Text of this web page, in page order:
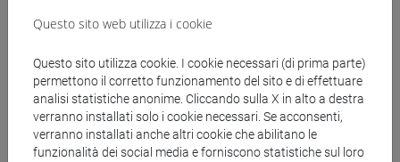
Informazioni generali
Settore Scientifico Disciplinare (SSD) di
afferenza
Chimica dell'ambiente e dei beni culturali
[CHEM-01/B]
Questo sito web utilizza i cookie
Questo sito utilizza cookie. I cookie necessari (di prima parte)
permettono il corretto funzionamento del sito e di effettuare
analisi statistiche anonime. Cliccando sulla X in alto a destra
verranno installati solo i cookie necessari. Se acconsenti,
verranno installati anche altri cookie che abilitano le
funzionalità dei social media e forniscono statistiche sul loro